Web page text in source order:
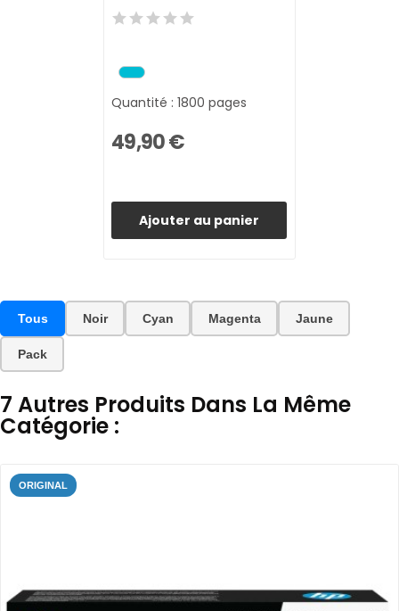
Quantité : 1800 pages
49,90 €
Ajouter au panier
Tous Noir Cyan Magenta Jaune
Pack
7 Autres Produits Dans La Même
Catégorie :
ORIGINAL